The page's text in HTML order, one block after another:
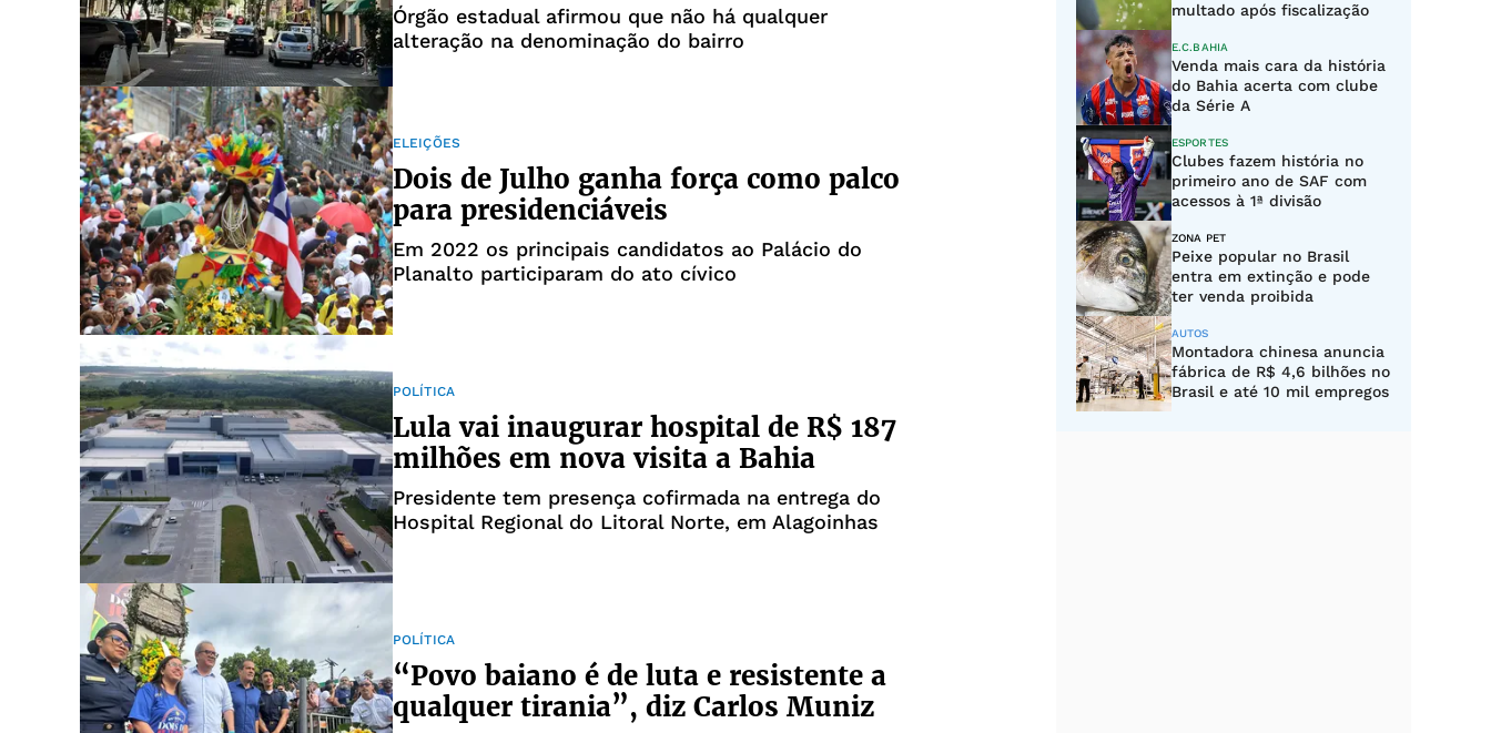
Órgão estadual afirmou que não há qualquer
alteração na denominação do bairro
ELEIÇÕES
Dois de Julho ganha força como palco
para presidenciáveis
Em 2022 os principais candidatos ao Palácio do
Planalto participaram do ato cívico
POLÍTICA
Lula vai inaugurar hospital de R$ 187
milhões em nova visita a Bahia
Presidente tem presença cofirmada na entrega do
Hospital Regional do Litoral Norte, em Alagoinhas
POLÍTICA
“Povo baiano é de luta e resistente a
qualquer tirania”, diz Carlos Muniz
multado após fiscalização
E.C.BAHIA
Venda mais cara da história
do Bahia acerta com clube
da Série A
ESPORTES
Clubes fazem história no
primeiro ano de SAF com
acessos à 1ª divisão
ZONA PET
Peixe popular no Brasil
entra em extinção e pode
ter venda proibida
AUTOS
Montadora chinesa anuncia
fábrica de R$ 4,6 bilhões no
Brasil e até 10 mil empregos